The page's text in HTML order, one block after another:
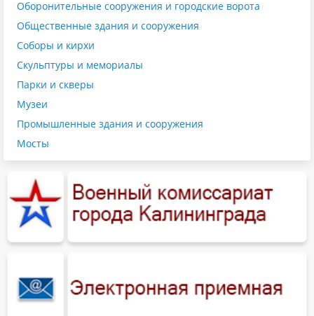
Оборонительные сооружения и городские ворота
Общественные здания и сооружения
Соборы и кирхи
Скульптуры и мемориалы
Парки и скверы
Музеи
Промышленные здания и сооружения
Мосты